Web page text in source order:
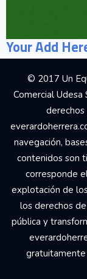
Your Add
© 2017 Un
Comercial
navegación,
contenidos son
corresponde
explotación de
los derechos
pública y
gratuitamente